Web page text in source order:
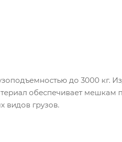
до 3000 кг.
обеспечивает
видов грузов.